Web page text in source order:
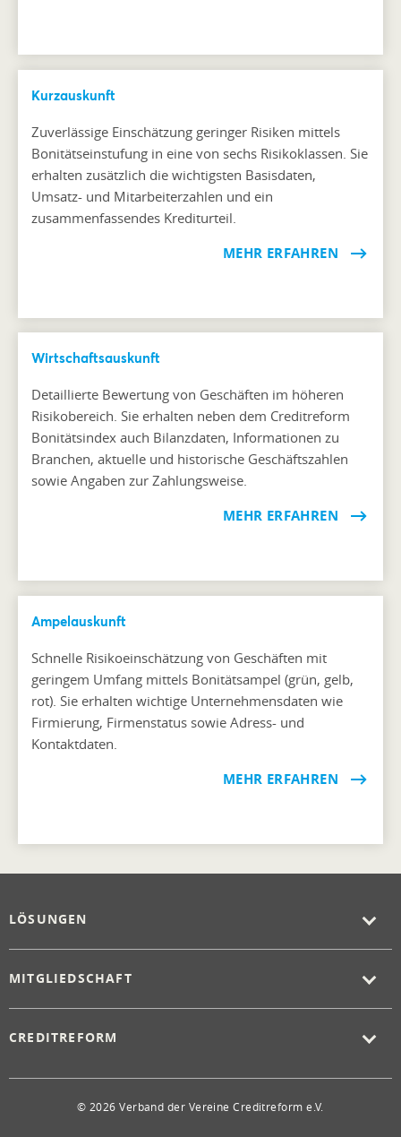
Kurzauskunft
Zuverlässige Einschätzung geringer Risiken mittels
Bonitätseinstufung in eine von sechs Risikoklassen. Sie
erhalten zusätzlich die wichtigsten Basisdaten,
Umsatz- und Mitarbeiterzahlen und ein
zusammenfassendes Krediturteil.
MEHR ERFAHREN
Wirtschaftsauskunft
Detaillierte Bewertung von Geschäften im höheren
Risikobereich. Sie erhalten neben dem Creditreform
Bonitätsindex auch Bilanzdaten, Informationen zu
Branchen, aktuelle und historische Geschäftszahlen
sowie Angaben zur Zahlungsweise.
MEHR ERFAHREN
Ampelauskunft
Schnelle Risikoeinschätzung von Geschäften mit
geringem Umfang mittels Bonitätsampel (grün, gelb,
rot). Sie erhalten wichtige Unternehmensdaten wie
Firmierung, Firmenstatus sowie Adress- und
Kontaktdaten.
MEHR ERFAHREN
LÖSUNGEN
MITGLIEDSCHAFT
CREDITREFORM
© 2026 Verband der Vereine Creditreform e.V.